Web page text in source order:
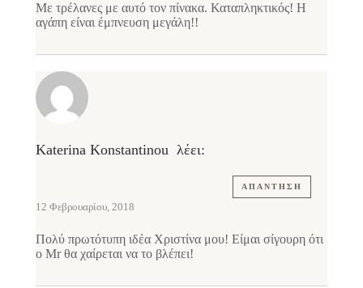
Με τρέλανες με αυτό τον πίνακα. Καταπληκτικός! Η
αγάπη είναι έμπνευση μεγάλη!!
Katerina Konstantinou λέει:
ΑΠΆΝΤΗΣΗ
12 Φεβρουαρίου, 2018
Πολύ πρωτότυπη ιδέα Χριστίνα μου! Είμαι σίγουρη ότι
ο Mr θα χαίρεται να το βλέπει!